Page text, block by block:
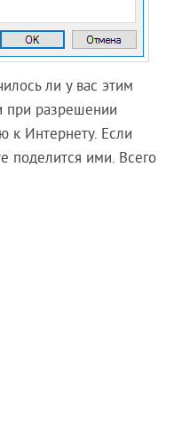
ли у вас этим
при разрешении
к Интернету. Если
поделится ими. Всего